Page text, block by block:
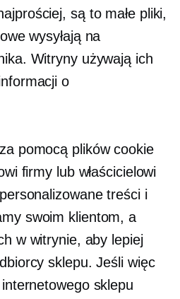
są to małe pliki,
wysyłają na
Witryny używają ich
o
pomocą plików cookie
firmy lub właścicielowi
treści i
swoim klientom, a
w witrynie, aby lepiej
sklepu. Jeśli więc
sklepu